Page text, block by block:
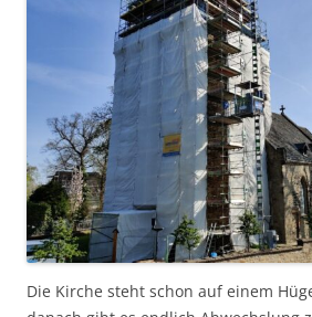
Die Kirche steht schon auf einem